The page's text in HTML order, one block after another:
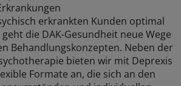
erkrankten Kunden optimal
die DAK-Gesundheit neue Wege
Behandlungskonzepten. Neben der
bieten wir mit Deprexis
Formate an, die sich an den